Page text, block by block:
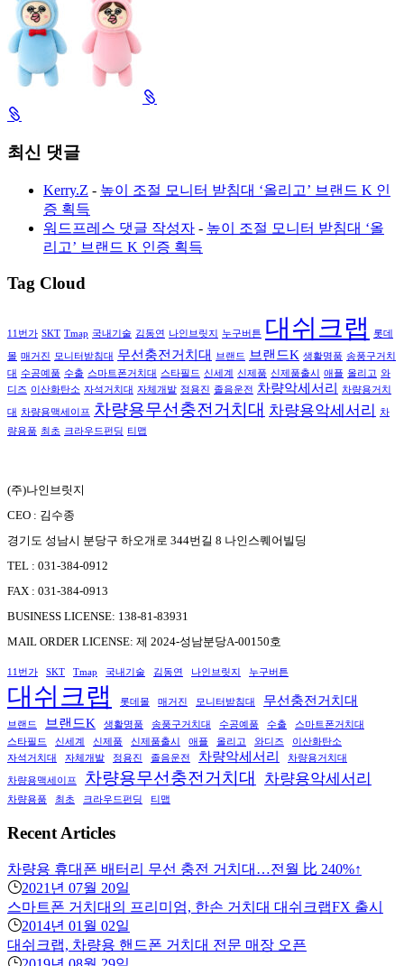
최신 댓글
Kerry.Z - 높이 조절 모니터 받침대 ‘올리고’ 브랜드 K 인
증 획득
워드프레스 댓글 작성자 - 높이 조절 모니터 받침대 ‘올
리고’ 브랜드 K 인증 획득
Tag Cloud
11번가 SKT Tmap 국내기술 김동연 나인브릿지 누구버튼 대쉬크랩 롯데
몰 매거진 모니터받침대 무선충전거치대 브랜드 브랜드K 생활명품 송풍구거치
대 수공예품 수출 스마트폰거치대 스타필드 신세계 신제품 신제품출시 애플 올리고 와
디즈 이산화탄소 자석거치대 자체개발 정용진 졸음운전 차량악세서리 차량용거치
대 차량용맥세이프 차량용무선충전거치대 차량용악세서리
차
량용품 최초 크라우드펀딩 티맵
(주)나인브릿지
CEO : 김수종
경기도 성남시 분당구 하오개로 344번길 8 나인스퀘어빌딩
TEL : 031-384-0912
FAX : 031-384-0913
BUSINESS LICENSE: 138-81-83931
MAIL ORDER LICENSE: 제 2024-성남분당A-00150호
11번가 SKT Tmap 국내기술 김동연 나인브릿지 누구버튼
대쉬크랩 롯데몰 매거진 모니터받침대 무선충전거치대
브랜드 브랜드K 생활명품 송풍구거치대 수공예품 수출
스마트폰거치대
스타필드
신세계 신제품 신제품출시 애플 올리고 와디즈
이산화탄소
자석거치대
자체개발 정용진 졸음운전 차량악세서리 차량용거치대
차량용맥세이프 차량용무선충전거치대 차량용악세서리
차량용품 최초 크라우드펀딩 티맵
Recent Articles
차량용 휴대폰 배터리 무선 충전 거치대…전월 比 240%↑
2021년 07월 20일
스마트폰 거치대의 프리미엄, 한손 거치대 대쉬크랩FX 출시
2014년 01월 02일
대쉬크랩, 차량용 핸드폰 거치대 전문 매장 오픈